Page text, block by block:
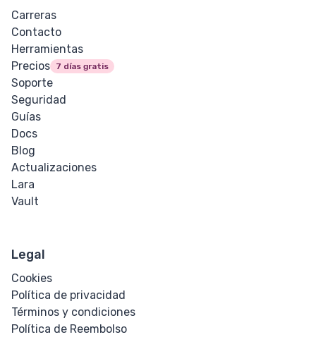
Carreras
Contacto
Herramientas
Precios
7 días gratis
Soporte
Seguridad
Guías
Docs
Blog
Actualizaciones
Lara
Vault
Legal
Cookies
Política de privacidad
Términos y condiciones
Política de Reembolso